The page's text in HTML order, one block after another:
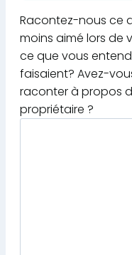
Racontez-nous ce
moins aimé lors de
ce que vous
faisaient? Avez-
raconter à propos
propriétaire ?